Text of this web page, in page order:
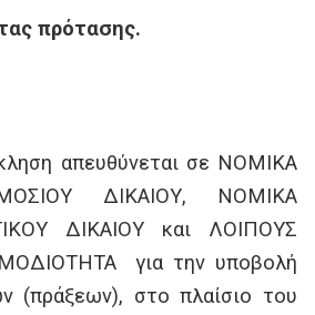
πρότασης.
απευθύνεται σε ΝΟΜΙΚΑ
ΔΙΚΑΙΟΥ, ΝΟΜΙΚΑ
ΔΙΚΑΙΟΥ και ΛΟΙΠΟΥΣ
για την υποβολή
(πράξεων), στο πλαίσιο του